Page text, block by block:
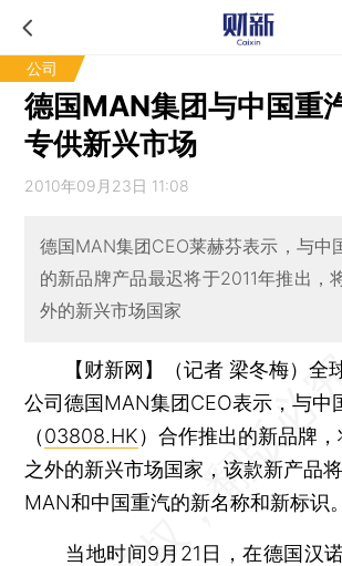
公司
德国MAN集团与中国重
专供新兴市场
2010年09月23日 11:08
德国MAN集团CEO莱赫芬表示，与中
的新品牌产品最迟将于2011年推出，
外的新兴市场国家
【财新网】（记者 梁冬梅）全
公司德国MAN集团CEO表示，与中
（03808.HK）合作推出的新品牌
之外的新兴市场国家，该款新产品
MAN和中国重汽的新名称和新标识。
当地时间9月21日，在德国汉